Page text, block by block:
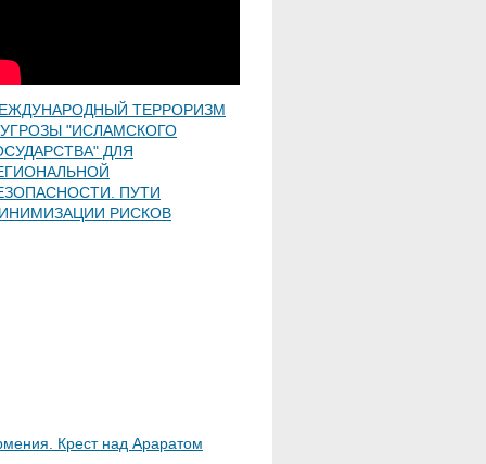
ТЕРРОРИЗМ
"ИСЛАМСКОГО
ДЛЯ
ПУТИ
РИСКОВ
Крест над Араратом